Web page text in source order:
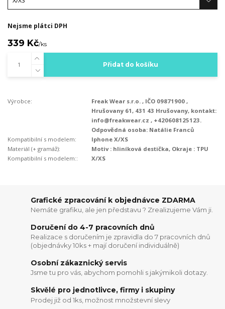
Nejsme plátci DPH
339 Kč/ks
Přidat do košíku
Výrobce:
Freak Wear s.r.o. , IČO 09871900 ,
Hrušovany 61, 431 43 Hrušovany, kontakt:
info@freakwear.cz , +420608125123.
Odpovědná osoba: Natálie Franců
Kompatibilní s modelem:
Iphone X/XS
Materiál (+ gramáž):
Motiv : hliníková destička, Okraje : TPU
Kompatibilní s modelem::
X/XS
Grafické zpracování k objednávce ZDARMA
Nemáte grafiku, ale jen představu ? Zrealizujeme Vám ji.
Doručení do 4-7 pracovních dnů
Realizace s doručením je zpravidla do 7 pracovních dnů
(objednávky 10ks + mají doručení individuálně)
Osobní zákaznický servis
Jsme tu pro vás, abychom pomohli s jakýmikoli dotazy.
Skvělé pro jednotlivce, firmy i skupiny
Prodej již od 1ks, možnost množstevní slevy